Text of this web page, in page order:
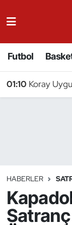
Futbol
01:10 Koray
HABERLER
Badminton
Binicilik
Bisiklet